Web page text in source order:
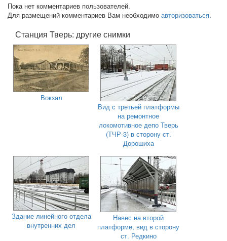
Пока нет комментариев пользователей.
Для размещений комментариев Вам необходимо авторизоваться.
Станция Тверь: другие снимки
Вокзал
Вид с третьей платформы
на ремонтное
локомотивное депо Тверь
(ТЧР-3) в сторону ст.
Дорошиха
Здание линейного отдела
внутренних дел
Навес на второй
платформе, вид в сторону
ст. Редкино